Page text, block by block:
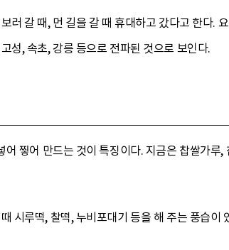
갈 때, 먼 길을 갈 때 휴대하고 갔다고 한다. 요
성, 속초, 강릉 등으로 전파된 것으로 보인다.
찧어 만드는 것이 특징이다. 지금은 찹쌀가루,
시루떡, 찰떡, 누비포대기 등을 해 주는 풍습이